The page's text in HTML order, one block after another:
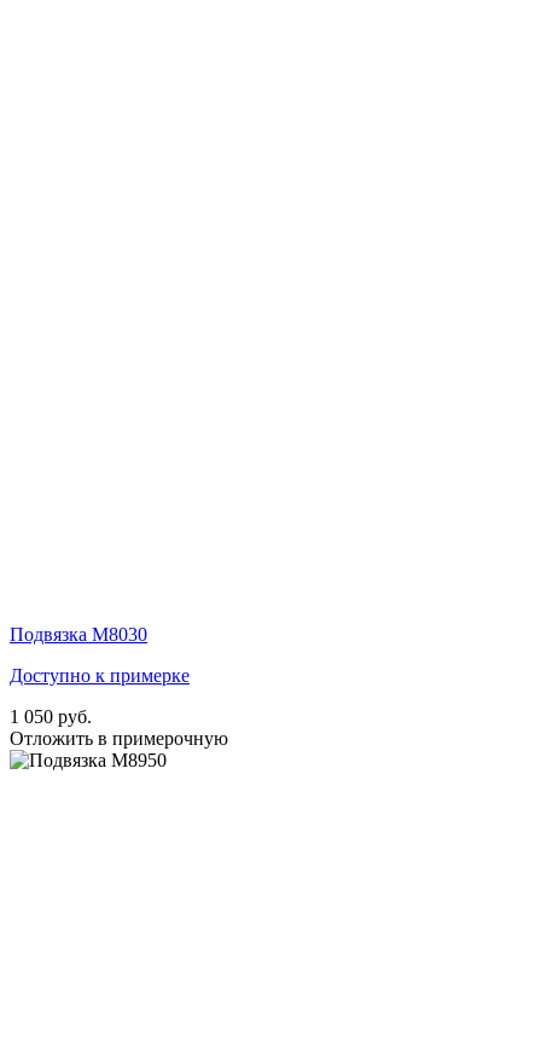
Подвязка М8030
Доступно к примерке
1 050 руб.
Отложить в примерочную